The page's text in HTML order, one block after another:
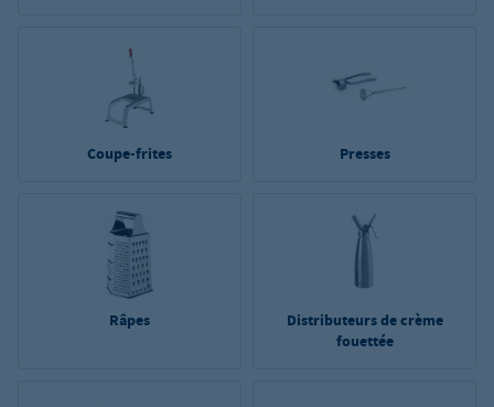
Coupe-frites Presses
Râpes
Distributeurs de crème
fouettée